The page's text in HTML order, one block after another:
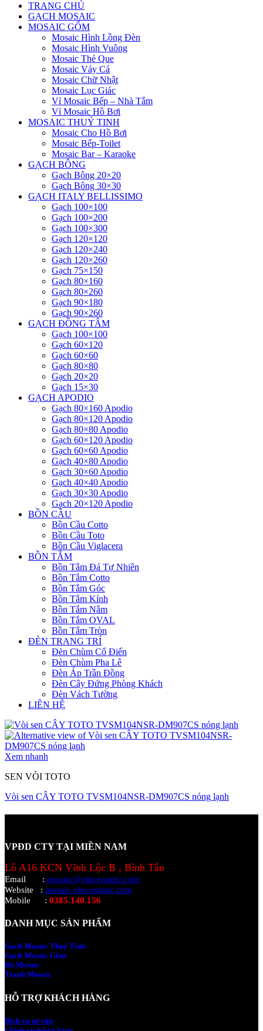
TRANG CHỦ
GẠCH MOSAIC
MOSAIC GỐM
Mosaic Hình Lồng Đèn
Mosaic Hình Vuông
Mosaic Thẻ Que
Mosaic Vảy Cá
Mosaic Chữ Nhật
Mosaic Lục Giác
Vỉ Mosaic Bếp – Nhà Tắm
Vỉ Mosaic Hồ Bơi
MOSAIC THUỶ TINH
Mosaic Cho Hồ Bơi
Mosaic Bếp-Toilet
Mosaic Bar – Karaoke
GẠCH BÔNG
Gạch Bông 20×20
Gạch Bông 30×30
GẠCH ITALY BELLISSIMO
Gạch 100×100
Gạch 100×200
Gạch 100×300
Gạch 120×120
Gạch 120×240
Gạch 120×260
Gạch 75×150
Gạch 80×160
Gạch 80×260
Gạch 90×180
Gạch 90×260
GẠCH ĐỒNG TÂM
Gạch 100×100
Gạch 60×120
Gạch 60×60
Gạch 80×80
Gạch 20×20
Gạch 15×30
GẠCH APODIO
Gạch 80×160 Apodio
Gạch 80×120 Apodio
Gạch 80×80 Apodio
Gạch 60×120 Apodio
Gạch 60×60 Apodio
Gạch 40×80 Apodio
Gạch 30×60 Apodio
Gạch 40×40 Apodio
Gạch 30×30 Apodio
Gạch 20×120 Apodio
BỒN CẦU
Bồn Cầu Cotto
Bồn Cầu Toto
Bồn Cầu Viglacera
BỒN TẮM
Bồn Tắm Đá Tự Nhiên
Bồn Tắm Cotto
Bồn Tắm Góc
Bồn Tắm Kính
Bồn Tắm Nằm
Bồn Tắm OVAL
Bồn Tắm Tròn
ĐÈN TRANG TRÍ
Đèn Chùm Cổ Điển
Đèn Chùm Pha Lê
Đèn Áp Trần Đồng
Đèn Cây Đứng Phòng Khách
Đèn Vách Tường
LIÊN HỆ
Xem nhanh
SEN VÒI TOTO
Vòi sen CÂY TOTO TVSM104NSR-DM907CS nóng lạnh
VPĐD CTY TẠI MIỀN NAM
Lô A16 KCN Vĩnh Lộc B , Bình Tân
Email : mosaic@vinceramic.com
Website
: mosaic.vinceramic.com
Mobile
: 0385.140.156
DANH MỤC SẢN PHẨM
Gạch Mosaic Thuỷ Tinh
Gạch Mosaic Gốm
Đá Mosaic
Tranh Mosaic
HỖ TRỢ KHÁCH HÀNG
Dịch vụ tư vấn